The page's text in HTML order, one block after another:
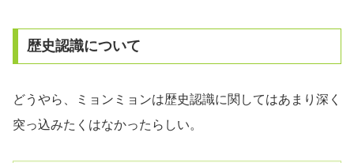
歴史認識について
どうやら、ミョンミョンは歴史認識に関してはあまり深く
突っ込みたくはなかったらしい。